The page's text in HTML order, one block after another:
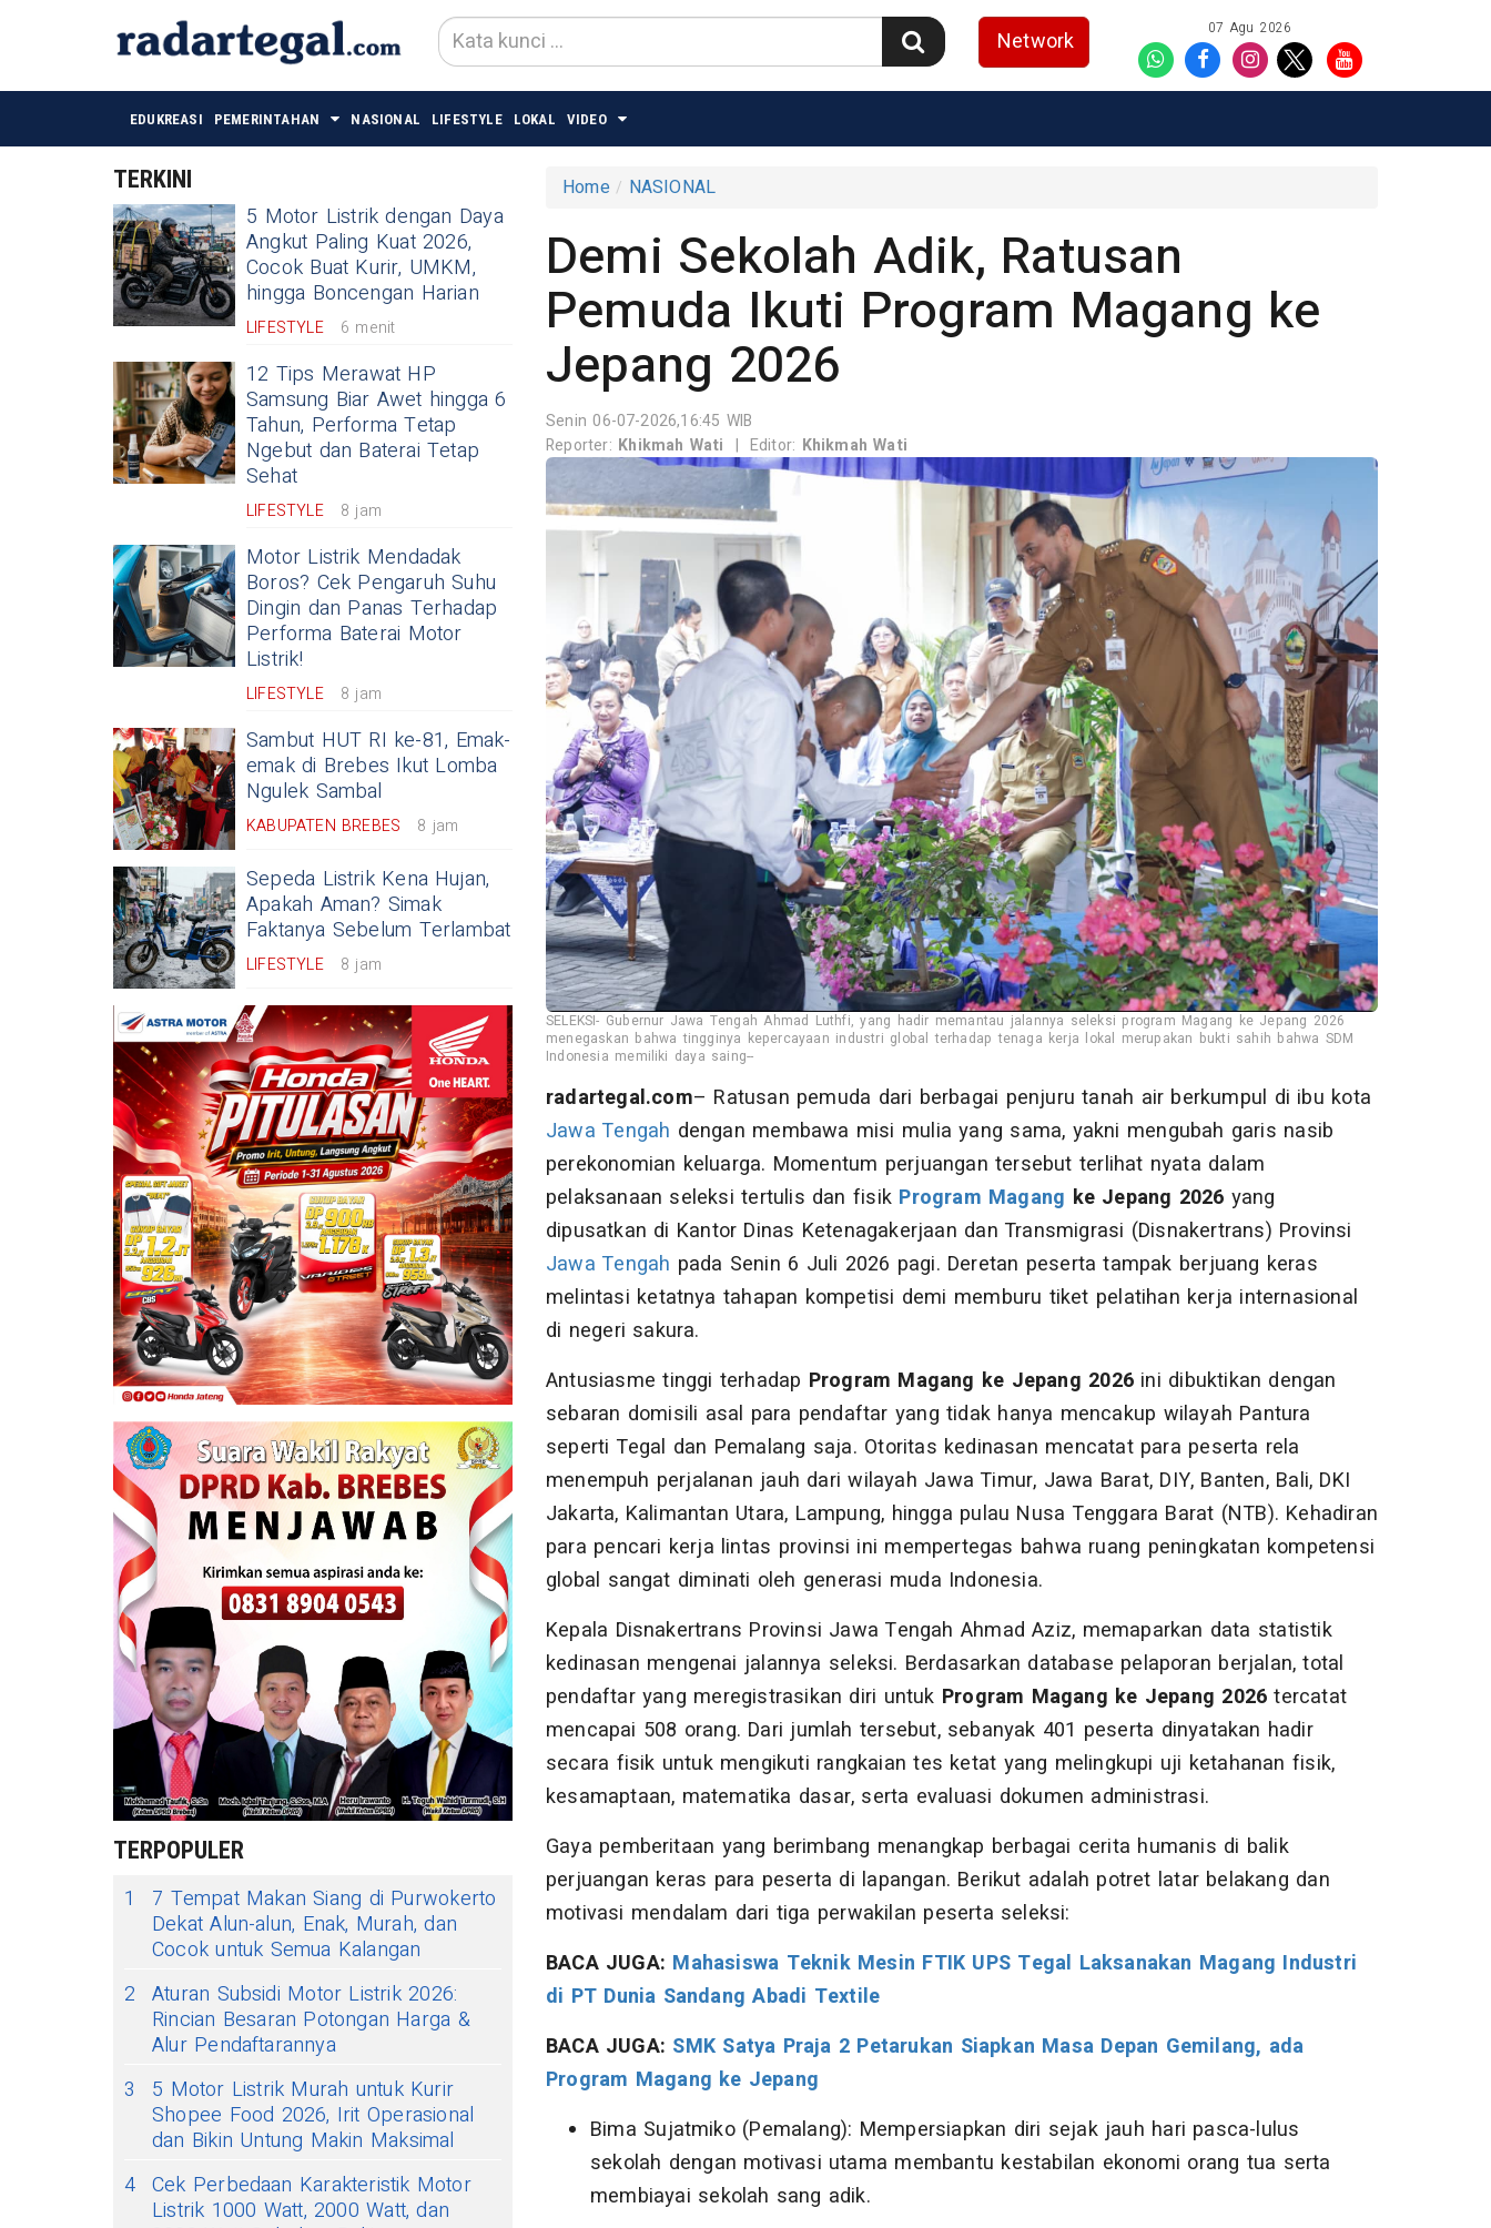
Network 07 Agu 2026
EDUKREASI PEMERINTAHAN NASIONAL LIFESTYLE LOKAL VIDEO
TERKINI
5 Motor Listrik dengan Daya
Angkut Paling Kuat 2026,
Cocok Buat Kurir, UMKM,
hingga Boncengan Harian
LIFESTYLE 6 menit
12 Tips Merawat HP
Samsung Biar Awet hingga 6
Tahun, Performa Tetap
Ngebut dan Baterai Tetap
Sehat
LIFESTYLE 8 jam
Motor Listrik Mendadak
Boros? Cek Pengaruh Suhu
Dingin dan Panas Terhadap
Performa Baterai Motor
Listrik!
LIFESTYLE 8 jam
Sambut HUT RI ke-81, Emak-
emak di Brebes Ikut Lomba
Ngulek Sambal
KABUPATEN BREBES 8 jam
Sepeda Listrik Kena Hujan,
Apakah Aman? Simak
Faktanya Sebelum Terlambat
LIFESTYLE 8 jam
TERPOPULER
1
7 Tempat Makan Siang di Purwokerto
Dekat Alun-alun, Enak, Murah, dan
Cocok untuk Semua Kalangan
2 Aturan Subsidi Motor Listrik 2026:
Rincian Besaran Potongan Harga &
Alur Pendaftarannya
3
5 Motor Listrik Murah untuk Kurir
Shopee Food 2026, Irit Operasional
dan Bikin Untung Makin Maksimal
4 Cek Perbedaan Karakteristik Motor
Listrik 1000 Watt, 2000 Watt, dan
Home NASIONAL
Demi Sekolah Adik, Ratusan
Pemuda Ikuti Program Magang ke
Jepang 2026
Senin 06-07-2026,16:45 WIB
Reporter: Khikmah Wati | Editor: Khikmah Wati
SELEKSI- Gubernur Jawa Tengah Ahmad Luthfi, yang hadir memantau jalannya seleksi program Magang ke Jepang 2026
menegaskan bahwa tingginya kepercayaan industri global terhadap tenaga kerja lokal merupakan bukti sahih bahwa SDM
Indonesia memiliki daya saing--
radartegal.com– Ratusan pemuda dari berbagai penjuru tanah air berkumpul di ibu kota
Jawa Tengah dengan membawa misi mulia yang sama, yakni mengubah garis nasib
perekonomian keluarga. Momentum perjuangan tersebut terlihat nyata dalam
pelaksanaan seleksi tertulis dan fisik Program Magang ke Jepang 2026 yang
dipusatkan di Kantor Dinas Ketenagakerjaan dan Transmigrasi (Disnakertrans) Provinsi
Jawa Tengah pada Senin 6 Juli 2026 pagi. Deretan peserta tampak berjuang keras
melintasi ketatnya tahapan kompetisi demi memburu tiket pelatihan kerja internasional
di negeri sakura.
Antusiasme tinggi terhadap Program Magang ke Jepang 2026ini dibuktikan dengan
sebaran domisili asal para pendaftar yang tidak hanya mencakup wilayah Pantura
seperti Tegal dan Pemalang saja. Otoritas kedinasan mencatat para peserta rela
menempuh perjalanan jauh dari wilayah Jawa Timur, Jawa Barat, DIY, Banten, Bali, DKI
Jakarta, Kalimantan Utara, Lampung, hingga pulau Nusa Tenggara Barat (NTB). Kehadiran
para pencari kerja lintas provinsi ini mempertegas bahwa ruang peningkatan kompetensi
global sangat diminati oleh generasi muda Indonesia.
Kepala Disnakertrans Provinsi Jawa Tengah Ahmad Aziz, memaparkan data statistik
kedinasan mengenai jalannya seleksi. Berdasarkan database pelaporan berjalan, total
pendaftar yang meregistrasikan diri untuk Program Magang ke Jepang 2026 tercatat
mencapai 508 orang. Dari jumlah tersebut, sebanyak 401 peserta dinyatakan hadir
secara fisik untuk mengikuti rangkaian tes ketat yang melingkupi uji ketahanan fisik,
kesamaptaan, matematika dasar, serta evaluasi dokumen administrasi.
Gaya pemberitaan yang berimbang menangkap berbagai cerita humanis di balik
perjuangan keras para peserta di lapangan. Berikut adalah potret latar belakang dan
motivasi mendalam dari tiga perwakilan peserta seleksi:
BACA JUGA: Mahasiswa Teknik Mesin FTIK UPS Tegal Laksanakan Magang Industri
di PT Dunia Sandang Abadi Textile
BACA JUGA: SMK Satya Praja 2 Petarukan Siapkan Masa Depan Gemilang, ada
Program Magang ke Jepang
Bima Sujatmiko (Pemalang): Mempersiapkan diri sejak jauh hari pasca-lulus
sekolah dengan motivasi utama membantu kestabilan ekonomi orang tua serta
membiayai sekolah sang adik.